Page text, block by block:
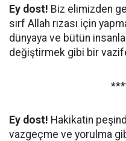
Ey dost! Biz elimizden
sırf Allah rızası için
dünyaya ve bütün
değiştirmek gibi bir
Ey dost! Hakikatin
vazgeçme ve yorulma